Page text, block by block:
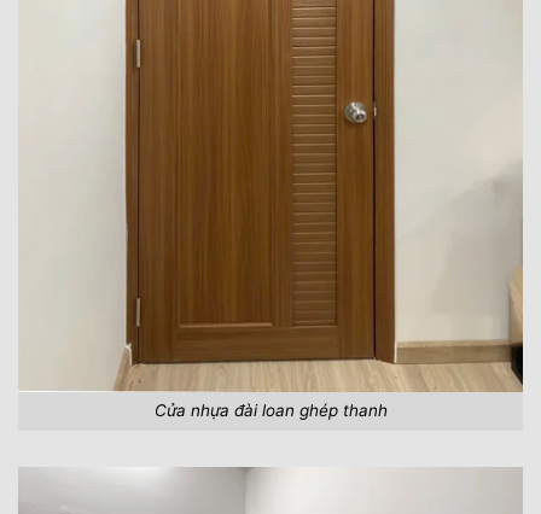
Cửa nhựa đài loan ghép thanh